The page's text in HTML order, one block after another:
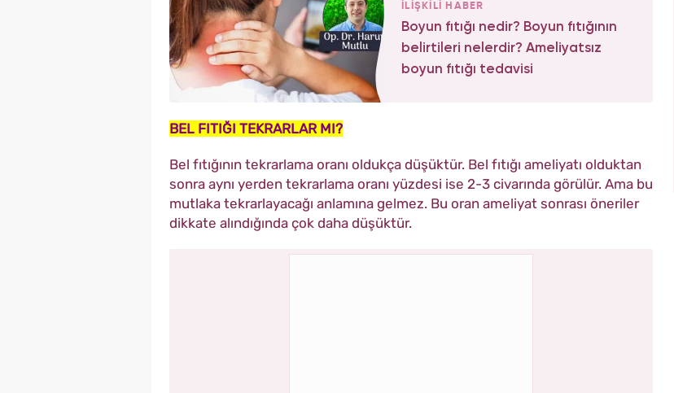
İLİŞKİLİ HABER
Boyun fıtığı nedir? Boyun fıtığının
belirtileri nelerdir? Ameliyatsız
boyun fıtığı tedavisi
BEL FITIĞI TEKRARLAR MI?
Bel fıtığının tekrarlama oranı oldukça düşüktür. Bel fıtığı ameliyatı olduktan
sonra aynı yerden tekrarlama oranı yüzdesi ise 2-3 civarında görülür. Ama bu
mutlaka tekrarlayacağı anlamına gelmez. Bu oran ameliyat sonrası öneriler
dikkate alındığında çok daha düşüktür.